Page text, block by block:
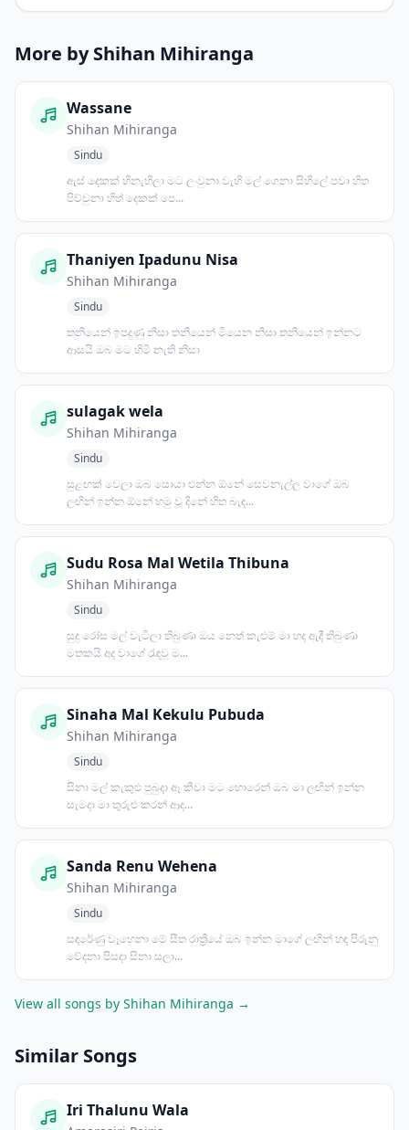
More by Shihan Mihiranga
Wassane
Shihan Mihiranga
Sindu
ඇස් දෙකක් හිනැහිලා මට ලංවුනා වැහි මල් ගෙනා සිහිලේ පවා හිත
පිච්චුනා හිත් දෙකක් පෙ...
Thaniyen Ipadunu Nisa
Shihan Mihiranga
Sindu
තනියෙන් ඉපදුණු නිසා තනියෙන් මියෙන නිසා තනියෙන් ඉන්නට
ආසයි ඔබ මට හිමි නැති නිසා
sulagak wela
Shihan Mihiranga
Sindu
සුළඟක් වෙලා ඔබ සොයා එන්න ඕනේ සෙවනැල්ල වාගේ ඔබ
ලඟින් ඉන්න ඕනේ හමු වූ දිනේ හිත බැඳ...
Sudu Rosa Mal Wetila Thibuna
Shihan Mihiranga
Sindu
සුදු රෝස මල් වැටිලා තිබුණා ඔය නෙත් කැළුම් මා හද ඇදී තිබුණා
මතකයි අද වාගේ රැඳවූ ම...
Sinaha Mal Kekulu Pubuda
Shihan Mihiranga
Sindu
සිනා මල් කැකුළු පුබුදා ඈ කීවා මට හොරෙන් ඔබ මා ලඟින් ඉන්න
සැමදා මා තුරුළු කරන් ආද...
Sanda Renu Wehena
Shihan Mihiranga
Sindu
සඳරේණු වෑහෙනා මේ සීත රාත්‍රියේ ඔබ ඉන්න මාගේ ලඟින් හඳ පිරුනු
වේදනා පිසදා සිනා සලා...
View all songs by Shihan Mihiranga →
Similar Songs
Iri Thalunu Wala